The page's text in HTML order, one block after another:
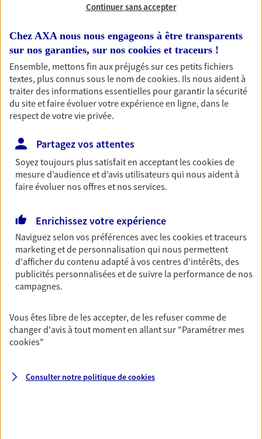
Nos offres phares
Épargne
immobilier, études des enfants ou voyage autour
du monde… Épargnez à votre rythme et
simplement, selon votre profil.
Préparez sereinement ce nouveau chapitre de
votre vie avec les conseils d'un expert. Découvrez
notre solution PER (Plan Epargne Retraite)
spécialement conçue pour la retraite.
Couvrez vos dépenses de santé ainsi que celles de
votre famille avec la complémentaire santé qui
vous ressemble.
Prévoyance
Continuer sans accepter
Chez AXA nous nous engageons à être transparents
sur nos garanties, sur nos cookies et traceurs !
Ensemble, mettons fin aux préjugés sur ces petits fichiers
textes, plus connus sous le nom decookies. Ils nous aident à
traiter des informations essentielles pour garantir la sécurité
du site et faire évoluer votre expérience en ligne, dans le
respect de votre vie privée.
Partagez vos attentes
Soyez toujours plus satisfait en acceptant lescookiesde
mesure d’audience et d’avis utilisateurs qui nous aident à
faire évoluer nos offres et nos services.
Enrichissez votre expérience
Naviguez selon vos préférences avec lescookies et traceurs
marketing et de personnalisation qui nous permettent
d'afficher du contenu adapté à vos centres d'intérêts, des
publicités personnalisées et de suivre la performance de nos
campagnes.
Vous êtes libre de les accepter, de les refuser comme de
changer d'avis à tout moment en allant sur "Paramétrer mes
cookies"
Consulter notre politique decookies